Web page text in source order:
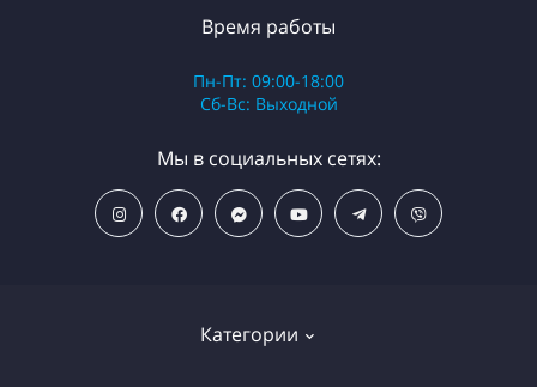
Категории
Время работы
Пн-Пт: 09:00-18:00
Сб-Вс: Выходной
Мы в социальных сетях: